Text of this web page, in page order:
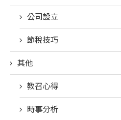
公司設立
節稅技巧
其他
教召心得
時事分析